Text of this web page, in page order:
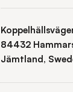
84432
Jämtland,